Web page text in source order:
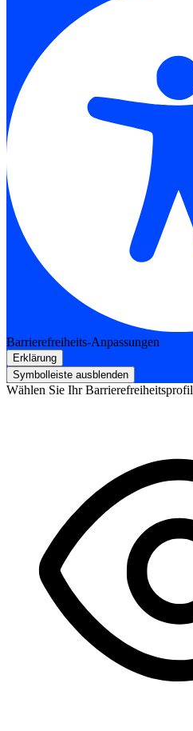
Barrierefreiheits-Anpassungen
Erklärung
Symbolleiste ausblenden
Wählen Sie Ihr Barrierefreiheitsprofil